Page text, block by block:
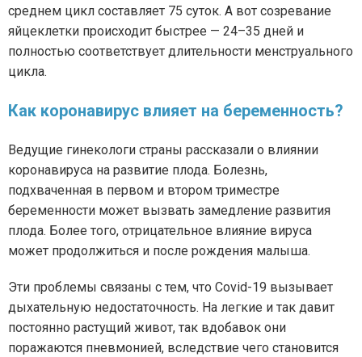
среднем цикл составляет 75 суток. А вот созревание
яйцеклетки происходит быстрее — 24–35 дней и
полностью соответствует длительности менструального
цикла.
Как коронавирус влияет на беременность?
Ведущие гинекологи страны рассказали о влиянии
коронавируса на развитие плода. Болезнь,
подхваченная в первом и втором триместре
беременности может вызвать замедление развития
плода. Более того, отрицательное влияние вируса
может продолжиться и после рождения малыша.
Эти проблемы связаны с тем, что Сovid-19 вызывает
дыхательную недостаточность. На легкие и так давит
постоянно растущий живот, так вдобавок они
поражаются пневмонией, вследствие чего становится